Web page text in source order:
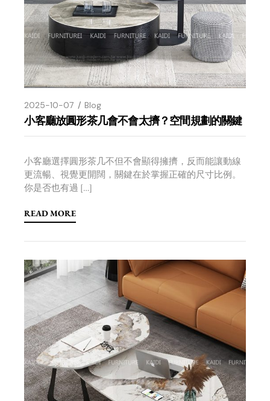
2025-10-07 Blog
小客廳放圓形茶几會不會太擠？空間規劃的關鍵
小客廳選擇圓形茶几不但不會顯得擁擠，反而能讓動線
更流暢、視覺更開闊，關鍵在於掌握正確的尺寸比例。
你是否也有過 […]
READ MORE